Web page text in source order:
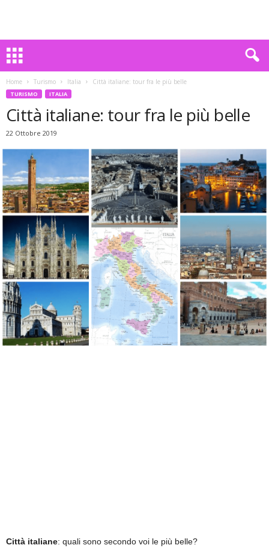
Home Turismo Italia Città italiane: tour fra le più belle
TURISMO ITALIA
Città italiane: tour fra le più belle
22 Ottobre 2019
Città italiane: quali sono secondo voi le più belle?